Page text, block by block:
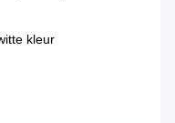
kleur